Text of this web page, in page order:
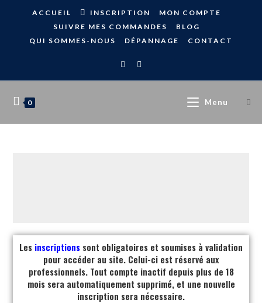
ACCUEIL INSCRIPTION
MON COMPTE
SUIVRE MES COMMANDES
BLOG
QUI SOMMES-NOUS
DÉPANNAGE CONTACT
0 Menu
Les inscriptions sont obligatoires et soumises à validation
pour accéder au site. Celui-ci est réservé aux
professionnels. Tout compte inactif depuis plus de 18
mois sera automatiquement supprimé, et une nouvelle
inscription sera nécessaire.